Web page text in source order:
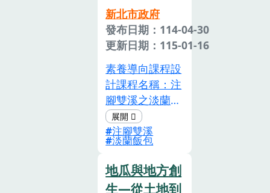
過實際觀察與模
擬體驗，激發學
生對在地文化的
並延伸到對海洋
資源與生態保育
的關注。本課程
結合跨領域學習
元素，包括社
與綜合活動等，
透過手作、討
時說的蜜蜂
(honey bee)的
種類及釀蜜的過
程，老師在課堂
上教授知識，再
帶學生到農場實
際做體驗，透過
實際的經驗獲得
學習的歷程，課
知識與經驗的結
新北市政府
發布日期：114-04-30
更新日期：115-01-16
素養導向課程設
計課程名稱：注
腳雙溪之淡蘭飯
包設計理念位於
新北市雙溪區的
「注腳雙溪」，
是一個詮釋雙溪
文化的空間，以
注腳雙溪
淡蘭飯包
地瓜與地方創
生—從土地到